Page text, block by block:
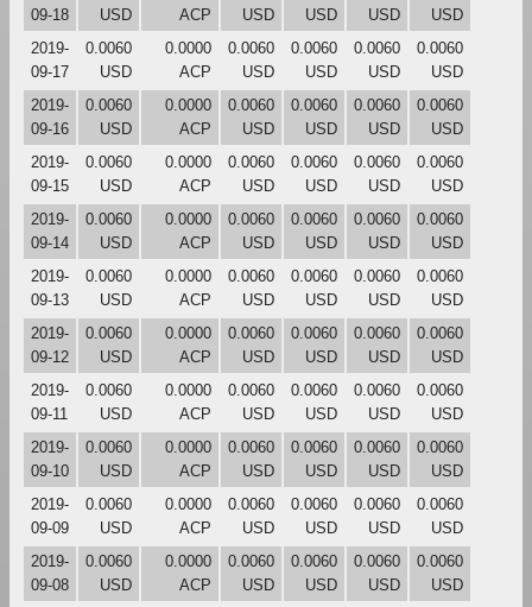
09-18
USD
ACP
USD
USD
USD
USD
2019-
09-17
0.0060
USD
0.0000
ACP
0.0060
USD
0.0060
USD
0.0060
USD
0.0060
USD
2019-
09-16
0.0060
USD
0.0000
ACP
0.0060
USD
0.0060
USD
0.0060
USD
0.0060
USD
2019-
09-15
0.0060
USD
0.0000
ACP
0.0060
USD
0.0060
USD
0.0060
USD
0.0060
USD
2019-
09-14
0.0060
USD
0.0000
ACP
0.0060
USD
0.0060
USD
0.0060
USD
0.0060
USD
2019-
09-13
0.0060
USD
0.0000
ACP
0.0060
USD
0.0060
USD
0.0060
USD
0.0060
USD
2019-
09-12
0.0060
USD
0.0000
ACP
0.0060
USD
0.0060
USD
0.0060
USD
0.0060
USD
2019-
09-11
0.0060
USD
0.0000
ACP
0.0060
USD
0.0060
USD
0.0060
USD
0.0060
USD
2019-
09-10
0.0060
USD
0.0000
ACP
0.0060
USD
0.0060
USD
0.0060
USD
0.0060
USD
2019-
09-09
0.0060
USD
0.0000
ACP
0.0060
USD
0.0060
USD
0.0060
USD
0.0060
USD
2019-
09-08
0.0060
USD
0.0000
ACP
0.0060
USD
0.0060
USD
0.0060
USD
0.0060
USD